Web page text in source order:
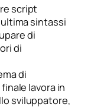
script
sintassi
di
di
di
lavora in
sviluppatore,